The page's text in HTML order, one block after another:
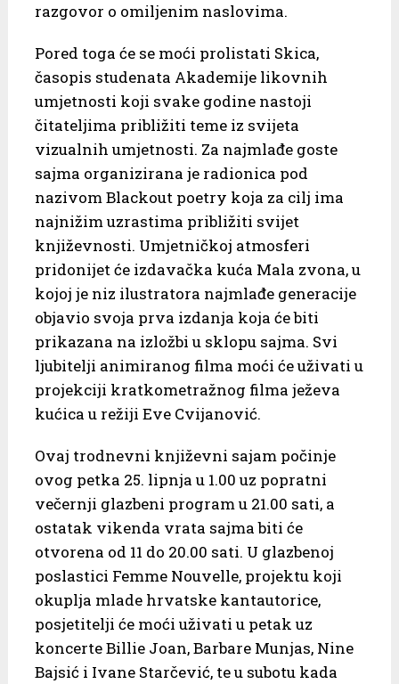
razgovor o omiljenim naslovima.
Pored toga će se moći prolistati Skica,
časopis studenata Akademije likovnih
umjetnosti koji svake godine nastoji
čitateljima približiti teme iz svijeta
vizualnih umjetnosti. Za najmlađe goste
sajma organizirana je radionica pod
nazivom Blackout poetry koja za cilj ima
najnižim uzrastima približiti svijet
književnosti. Umjetničkoj atmosferi
pridonijet će izdavačka kuća Mala zvona, u
kojoj je niz ilustratora najmlađe generacije
objavio svoja prva izdanja koja će biti
prikazana na izložbi u sklopu sajma. Svi
ljubitelji animiranog filma moći će uživati u
projekciji kratkometražnog filma ježeva
kućica u režiji Eve Cvijanović.
Ovaj trodnevni književni sajam počinje
ovog petka 25. lipnja u 1.00 uz popratni
večernji glazbeni program u 21.00 sati, a
ostatak vikenda vrata sajma biti će
otvorena od 11 do 20.00 sati. U glazbenoj
poslastici Femme Nouvelle, projektu koji
okuplja mlade hrvatske kantautorice,
posjetitelji će moći uživati u petak uz
koncerte Billie Joan, Barbare Munjas, Nine
Bajsić i Ivane Starčević, te u subotu kada